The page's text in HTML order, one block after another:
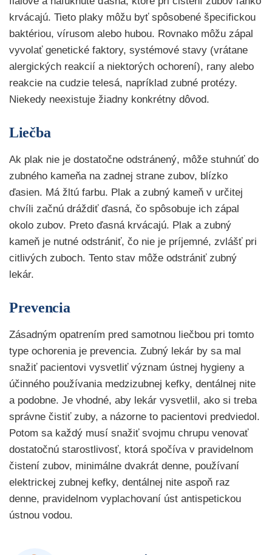
krvácajú. Tieto plaky môžu byť spôsobené špecifickou
baktériou, vírusom alebo hubou. Rovnako môžu zápal
vyvolať genetické faktory, systémové stavy (vrátane
alergických reakcií a niektorých ochorení), rany alebo
reakcie na cudzie telesá, napríklad zubné protézy.
Niekedy neexistuje žiadny konkrétny dôvod.
Liečba
Ak plak nie je dostatočne odstránený, môže stuhnúť do
zubného kameňa na zadnej strane zubov, blízko
ďasien. Má žltú farbu. Plak a zubný kameň v určitej
chvíli začnú dráždiť ďasná, čo spôsobuje ich zápal
okolo zubov. Preto ďasná krvácajú. Plak a zubný
kameň je nutné odstrániť, čo nie je príjemné, zvlášť pri
citlivých zuboch. Tento stav môže odstrániť zubný
lekár.
Prevencia
Zásadným opatrením pred samotnou liečbou pri tomto
type ochorenia je prevencia. Zubný lekár by sa mal
snažiť pacientovi vysvetliť význam ústnej hygieny a
účinného používania medzizubnej kefky, dentálnej nite
a podobne. Je vhodné, aby lekár vysvetlil, ako si treba
správne čistiť zuby, a názorne to pacientovi predviedol.
Potom sa každý musí snažiť svojmu chrupu venovať
dostatočnú starostlivosť, ktorá spočíva v pravidelnom
čistení zubov, minimálne dvakrát denne, používaní
elektrickej zubnej kefky, dentálnej nite aspoň raz
denne, pravidelnom vyplachovaní úst antispetickou
ústnou vodou.